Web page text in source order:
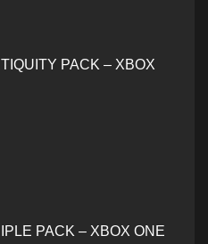
PACK – XBOX
PACK – XBOX ONE